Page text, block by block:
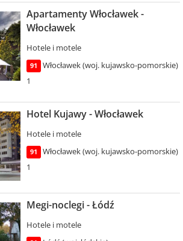
Apartamenty Włocławek -
Włocławek
Hotele i motele
91
Włocławek (woj. kujawsko-pomorskie)
1
Hotel Kujawy - Włocławek
Hotele i motele
91
Włocławek (woj. kujawsko-pomorskie)
1
Megi-noclegi - Łódź
Hotele i motele